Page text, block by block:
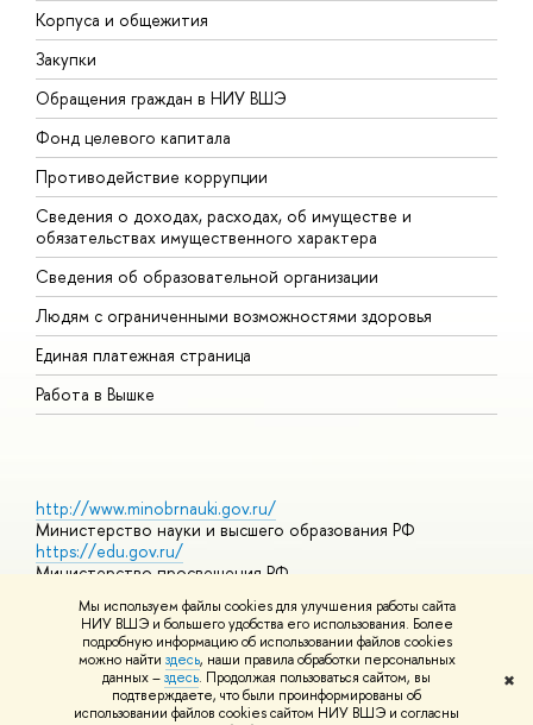
Мы используем файлы cookies для улучшения работы сайта
НИУ ВШЭ и большего удобства его использования. Более
подробную информацию об использовании файлов cookies
можно найти здесь, наши правила обработки персональных
данных –здесь. Продолжая пользоваться сайтом, вы
подтверждаете, что были проинформированы об
использовании файлов cookies сайтом НИУ ВШЭ и согласны
✖
Корпуса и общежития
Закупки
Обращения граждан в НИУ ВШЭ
Фонд целевого капитала
Противодействие коррупции
Сведения о доходах, расходах, об имуществе и
обязательствах имущественного характера
Сведения об образовательной организации
Людям с ограниченными возможностями здоровья
Единая платежная страница
Работа в Вышке
http://www.minobrnauki.gov.ru/
Министерство науки и высшего образования РФ
https://edu.gov.ru/
Министерство просвещения РФ
https://elearning.hse.ru/mooc
Массовые открытые онлайн-курсы
© НИУ ВШЭ 1993–2026 Адреса и контактыУсловия
использования материалов Политика конфиденциальности